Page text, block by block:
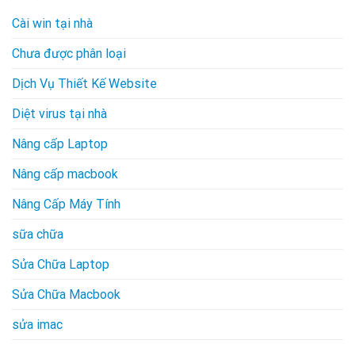
Cài win tại nhà
Chưa được phân loại
Dịch Vụ Thiết Kế Website
Diệt virus tại nhà
Nâng cấp Laptop
Nâng cấp macbook
Nâng Cấp Máy Tính
sữa chữa
Sửa Chữa Laptop
Sửa Chữa Macbook
sửa imac